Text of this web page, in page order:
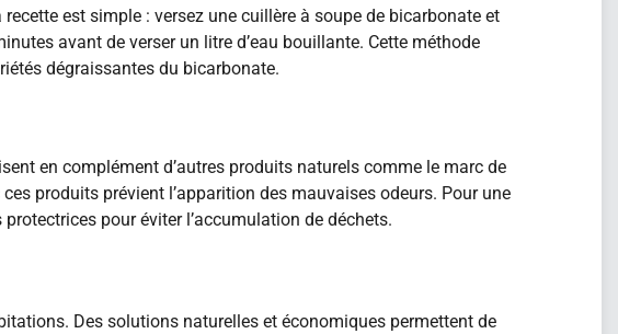
est simple : versez une cuillère à soupe de bicarbonate et
avant de verser un litre d’eau bouillante. Cette méthode
dégraissantes du bicarbonate.
en complément d’autres produits naturels comme le marc de
produits prévient l’apparition des mauvaises odeurs. Pour une
pour éviter l’accumulation de déchets.
Des solutions naturelles et économiques permettent de